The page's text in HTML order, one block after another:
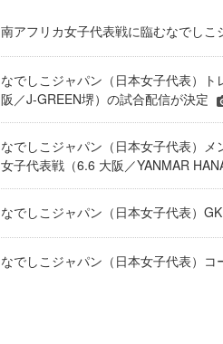
南アフリカ女子代表戦に臨むなでしこ
なでしこジャパン（日本女子代表）
阪／J-GREEN堺）の試合配信が決定
なでしこジャパン（日本女子代表）
女子代表戦（6.6 大阪／YANMAR
なでしこジャパン（日本女子代表）
なでしこジャパン（日本女子代表）